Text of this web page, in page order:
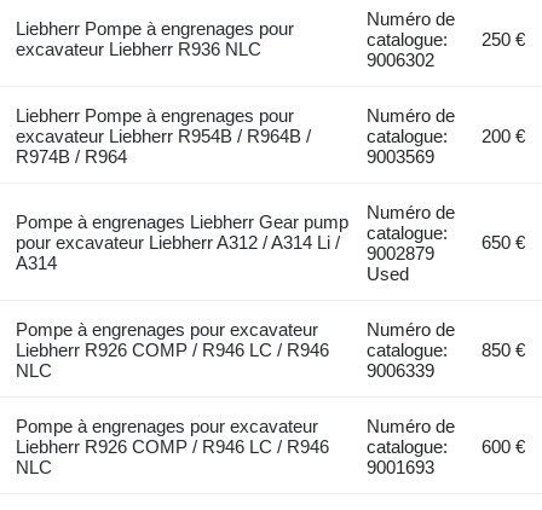
Liebherr Pompe à engrenages pour
excavateur Liebherr R936 NLC
Numéro de
catalogue:
9006302
250 €
Liebherr Pompe à engrenages pour
excavateur Liebherr R954B / R964B /
R974B / R964
Numéro de
catalogue:
9003569
200 €
Pompe à engrenages Liebherr Gear pump
pour excavateur Liebherr A312 / A314 Li /
A314
Numéro de
catalogue:
9002879
Used
650 €
Pompe à engrenages pour excavateur
Liebherr R926 COMP / R946 LC / R946
NLC
Numéro de
catalogue:
9006339
850 €
Pompe à engrenages pour excavateur
Liebherr R926 COMP / R946 LC / R946
NLC
Numéro de
catalogue:
9001693
600 €